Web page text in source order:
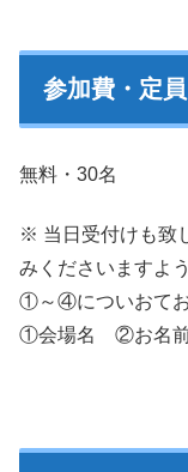
参加費・定員
無料・30名
※ 当日受付けも致
みくださいますよ
①～④についおてお
①会場名 ②お名